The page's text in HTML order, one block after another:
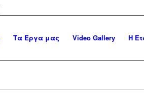
Τα Έργα μας Video Gallery Η